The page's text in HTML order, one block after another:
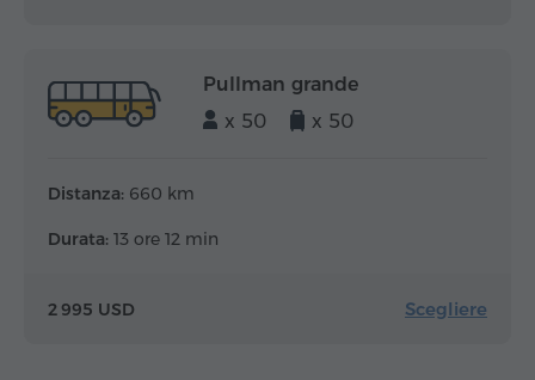
Pullman grande
x 50
x 50
Distanza: 660 km
Durata: 13 ore 12 min
2 995 USD Scegliere